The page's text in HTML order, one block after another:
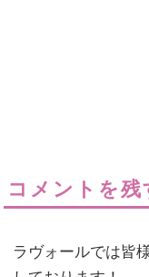
コメントを残
ラヴォールでは皆